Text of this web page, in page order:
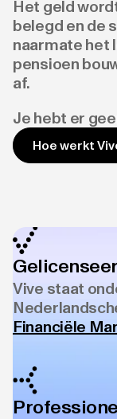
Het geld
belegd en de
naarmate het
pensioen
af.
Je hebt er
Hoe werkt
Vive staat
Financiële